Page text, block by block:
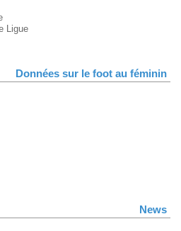
Ligue
Données sur le foot au féminin
News